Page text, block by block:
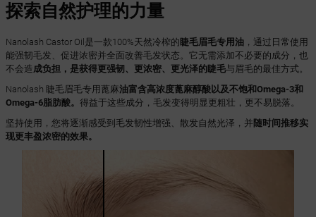
探索自然护理的力量
Nanolash Castor Oil是一款100%天然冷榨的 睫毛眉毛专用油，通过日常使用
能强韧毛发、促进浓密并全面改善毛发状态。它无需添加不必要的成分，也
不会造成负担，是获得更强韧、更浓密、更光泽的睫毛与眉毛的最佳方式。
Nanolash 睫毛眉毛专用蓖麻油富含高浓度蓖麻醇酸以及不饱和Omega-3和
Omega-6脂肪酸。 得益于这些成分，毛发变得明显更粗壮，更不易脱落。
坚持使用，您将逐渐感受到毛发韧性增强、散发自然光泽，并 随时间推移实
现更丰盈浓密的效果。